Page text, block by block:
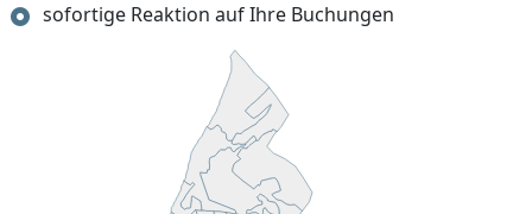
sofortige Reaktion auf Ihre Buchungen